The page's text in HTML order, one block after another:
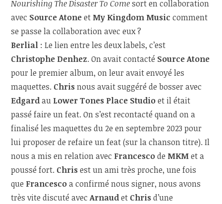
Nourishing The Disaster To Comesort en collaboration
avec Source Atoneet My Kingdom Music comment
se passe la collaboration avec eux ?
Berlial : Le lien entre les deux labels, c’est
Christophe Denhez. On avait contacté Source Atone
pour le premier album, on leur avait envoyé les
maquettes. Chrisnous avait suggéré de bosser avec
Edgardau Lower Tones Place Studioet il était
passé faire un feat. On s’est recontacté quand on a
finalisé les maquettes du 2e en septembre 2023 pour
lui proposer de refaire un feat (sur la chanson titre). Il
nous a mis en relation avec Francescode MKMet a
poussé fort. Chrisest un ami très proche, une fois
que Francescoa confirmé nous signer, nous avons
très vite discuté avecArnaudet Chrisd’une